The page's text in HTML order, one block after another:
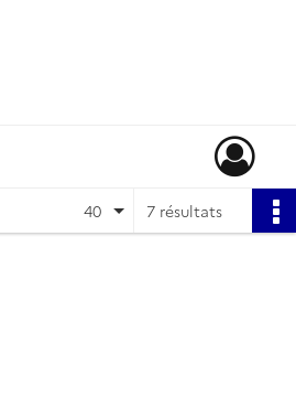
7 résultats
40